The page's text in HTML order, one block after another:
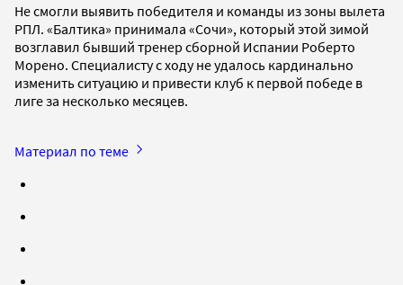
Не смогли выявить победителя и команды из зоны вылета
РПЛ. «Балтика» принимала «Сочи», который этой зимой
возглавил бывший тренер сборной Испании Роберто
Морено. Специалисту с ходу не удалось кардинально
изменить ситуацию и привести клуб к первой победе в
лиге за несколько месяцев.
Материал по теме